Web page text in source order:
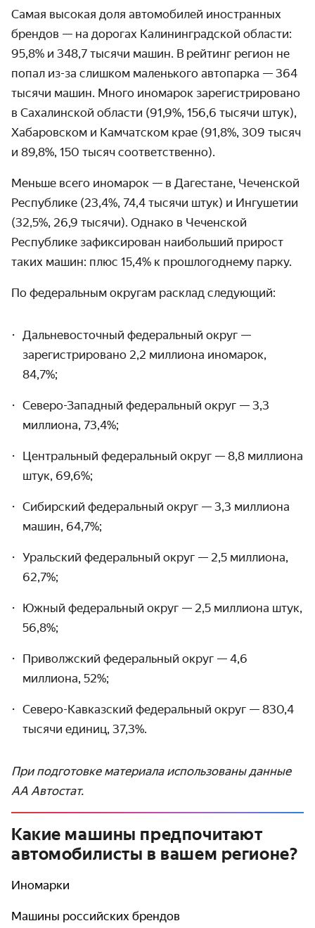
Самая высокая доля автомобилей иностранных
брендов — на дорогах Калинин­градской области:
95,8% и 348,7 тысячи машин. В рейтинг регион не
попал из-за слишком маленького автопарка — 364
тысячи машин. Много иномарок зареги­стрировано
в Сахалин­ской области (91,9%, 156,6 тысячи штук),
Хабаровском и Камчатском крае (91,8%, 309 тысяч
и 89,8%, 150 тысяч соответ­ственно).
Меньше всего иномарок — в Дагестане, Чеченской
Респуб­лике (23,4%, 74,4 тысячи штук) и Ингушетии
(32,5%, 26,9 тысячи). Однако в Чеченской
Республике зафикси­рован наибольший прирост
таких машин: плюс 15,4% к прошло­годнему парку.
По федеральным округам расклад следующий:
Дальневосточный федеральный округ —
зарегистри­ровано 2,2 миллиона иномарок,
84,7%;
Северо-Западный федеральный округ — 3,3
миллиона, 73,4%;
Центральный федеральный округ — 8,8 миллиона
штук, 69,6%;
Сибирский федеральный округ — 3,3 миллиона
машин, 64,7%;
Уральский федеральный округ — 2,5 миллиона,
62,7%;
Южный федеральный округ — 2,5 миллиона штук,
56,8%;
Приволжский федеральный округ — 4,6
миллиона, 52%;
Северо-Кавказский федеральный округ — 830,4
тысячи единиц, 37,3%.
При подготовке материала использованы данные
АА Автостат.
Какие машины предпочитают
автомобилисты в вашем регионе?
Иномарки
Машины российских брендов